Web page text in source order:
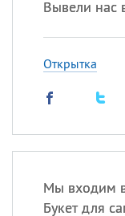
Вывели нас
Открытка
Мы входим
Букет для